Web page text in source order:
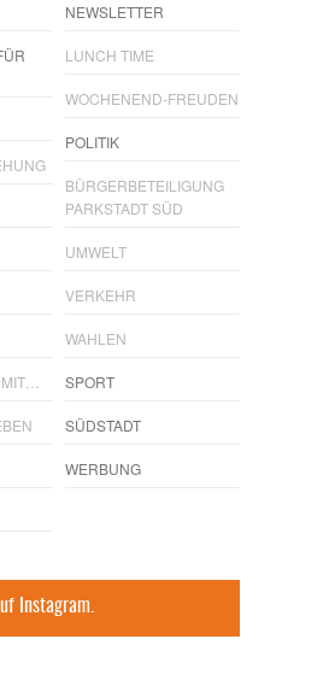
NEWSLETTER
LUNCH TIME
WOCHENEND-FREUDEN
POLITIK
BÜRGERBETEILIGUNG
PARKSTADT SÜD
UMWELT
VERKEHR
WAHLEN
SPORT
SÜDSTADT
WERBUNG
Instagram.